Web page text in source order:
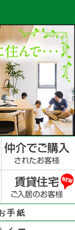
手紙